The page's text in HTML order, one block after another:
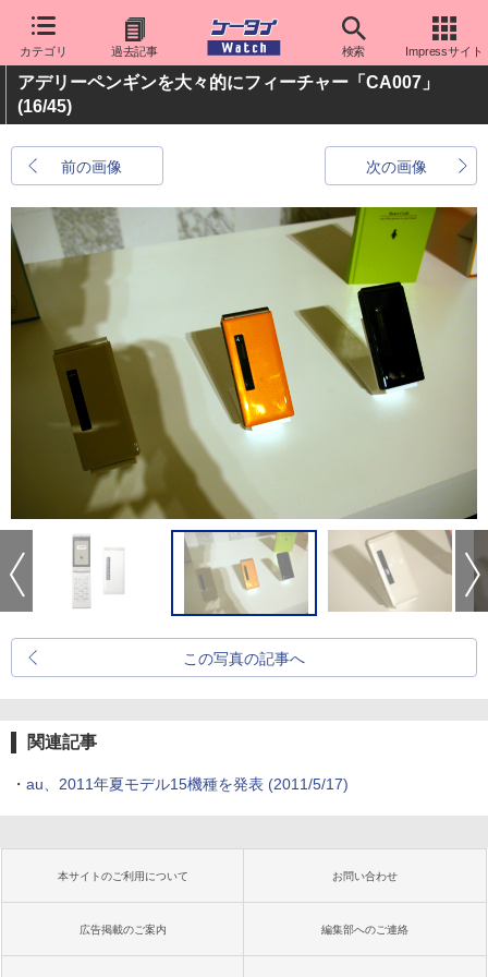
カテゴリ 過去記事 検索 Impressサイト
アデリーペンギンを大々的にフィーチャー「CA007」
(16/45)
前の画像 次の画像
この写真の記事へ
関連記事
・ au、2011年夏モデル15機種を発表 (2011/5/17)
本サイトのご利用について お問い合わせ
広告掲載のご案内 編集部へのご連絡